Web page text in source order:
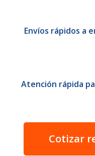
Envíos rápidos a
Atención rápida
Cotizar